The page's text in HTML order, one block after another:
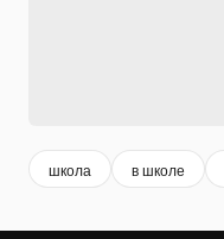
школа в школе